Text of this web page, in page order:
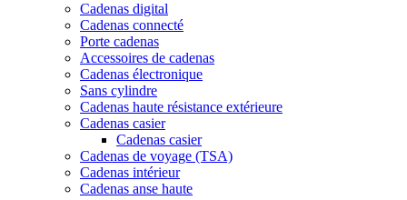
Cadenas digital
Cadenas connecté
Porte cadenas
Accessoires de cadenas
Cadenas électronique
Sans cylindre
Cadenas haute résistance extérieure
Cadenas casier
Cadenas casier
Cadenas de voyage (TSA)
Cadenas intérieur
Cadenas anse haute